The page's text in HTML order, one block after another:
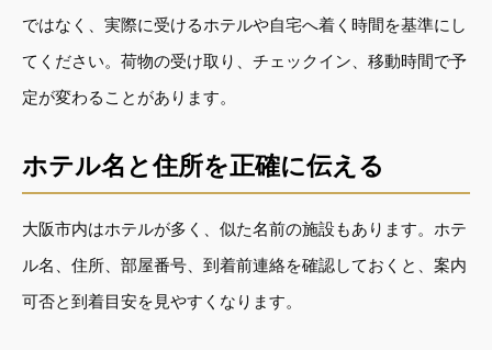
ではなく、実際に受けるホテルや自宅へ着く時間を基準にし
てください。荷物の受け取り、チェックイン、移動時間で予
定が変わることがあります。
ホテル名と住所を正確に伝える
大阪市内はホテルが多く、似た名前の施設もあります。ホテ
ル名、住所、部屋番号、到着前連絡を確認しておくと、案内
可否と到着目安を見やすくなります。